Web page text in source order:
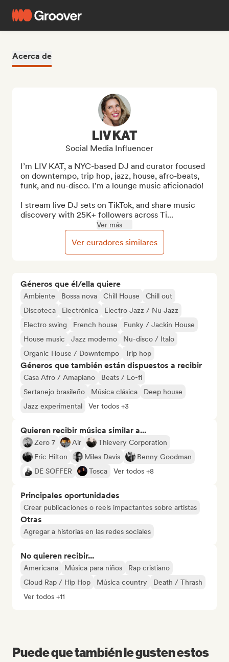
Acerca de
Géneros que él/ella quiere
Ambiente Bossa nova Chill House
Chill out
Discoteca
Electrónica
Electro Jazz / Nu Jazz
Electro swing
French house
Funky / Jackin House
House music
Jazz moderno
Nu-disco / Italo
Organic House / Downtempo
Trip hop
Géneros que también están dispuestos a recibir
Casa Afro / Amapiano
Beats / Lo-fi
Sertanejo brasileño
Música clásica
Deep house
Jazz experimental
Ver todos +3
Quieren recibir música similar a...
Zero 7 Air
Thievery Corporation
Eric Hilton
Miles Davis
Benny Goodman
DE SOFFER
Tosca Ver todos +8
Principales oportunidades
Crear publicaciones o reels impactantes sobre artistas
Otras
Agregar a historias en las redes sociales
No quieren recibir...
Americana Música para niños
Rap cristiano
Cloud Rap / Hip Hop
Música country
Death / Thrash
Ver todos +11
LIV KAT
Social Media Influencer
I’m LIV KAT, a NYC-based DJ and curator focused
on downtempo, trip hop, jazz, house, afro-beats,
funk, and nu-disco. I'm a lounge music aficionado!
I stream live DJ sets on TikTok, and share music
discovery with 25K+ followers across Ti...
Ver más
Ver curadores similares
Puede que también le gusten estos